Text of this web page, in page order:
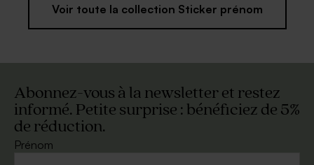
Voir toute la collection Sticker prénom
Abonnez-vous à la newsletter et restez
informé. Petite surprise : bénéficiez de 5%
de réduction.
Prénom